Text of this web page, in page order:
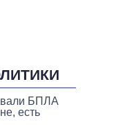
БПЛА
есть